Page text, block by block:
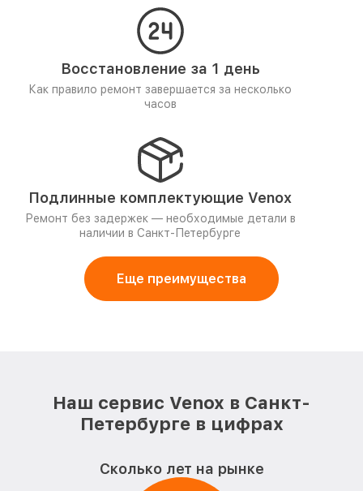
Восстановление за 1 день
Как правило ремонт завершается за несколько
часов
Подлинные комплектующие Venox
Ремонт без задержек — необходимые детали в
наличии в Санкт-Петербурге
Еще преимущества
Наш сервис Venox в Санкт-
Петербурге в цифрах
Сколько лет на рынке